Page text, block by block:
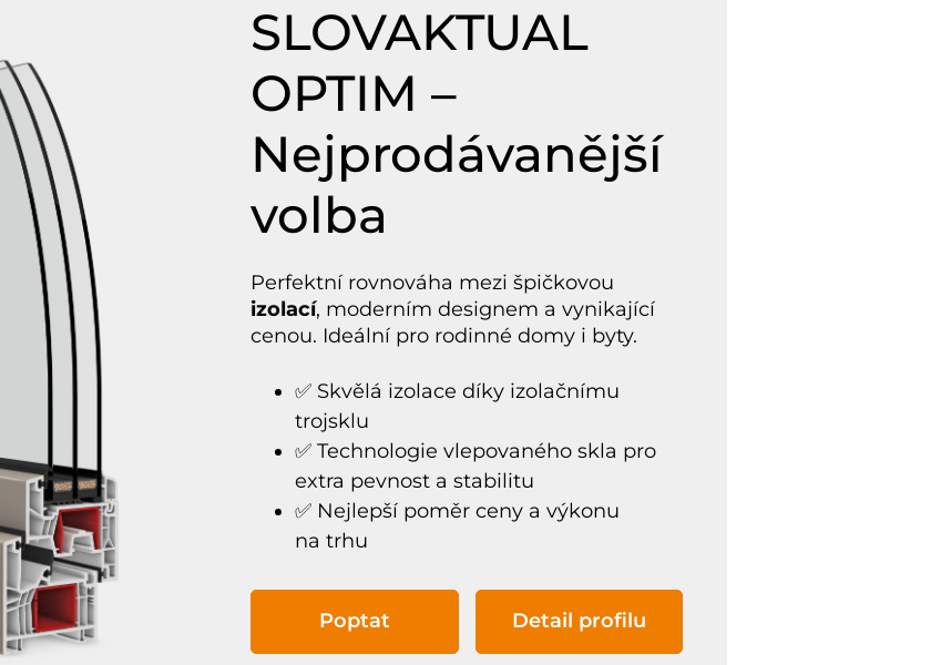
SLOVAKTUAL
OPTIM –
Nejprodávanější
volba
Perfektní rovnováha mezi špičkovou
izolací, moderním designem a vynikající
cenou. Ideální pro rodinné domy i byty.
✅ Skvělá izolace díky izolačnímu
trojsklu
✅ Technologie vlepovaného skla pro
extra pevnost a stabilitu
✅ Nejlepší poměr ceny a výkonu
na trhu
Poptat Detail profilu